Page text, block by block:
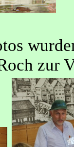
zur